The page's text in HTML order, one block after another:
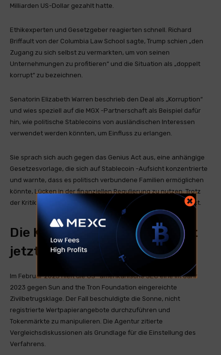
Milliarden US-Dollar gezahlt hatte.
Ethikexperten und Gesetzgeber reagierten schnell. Richard
Briffault von der Columbia Law School sagte, Trump schien „den
Zugang zu sich selbst zu vermarkten, um von seinen
Unternehmungen zu profitieren“ und die Situation als „doppelt
korrupt“ zu bezeichnen.
Senatorin Elizabeth Warren beschrieb den Deal als „Korruption“
und wies speziell auf die MGX -Partnerschaft als Beispiel dafür
hin, wie politische Stablecoins von ausländischen Interessen
verwendet werden könnten, um Einfluss zu erlangen.
Sie sprach sich auch gegen das Genius Act aus, eine anhängige
Gesetzesvorlage, die sich auf Stablecoin -Aufsicht konzentrierte
und warnte, dass es politisch verbundene Familien ermöglichen
könnte, Lücken in der finanziellen Regulierung zu nutzen. Trotz
der Kritik verabschiedete der Senat am 17. Juni den Genius Act.
Die Krypto -Durchsetzung ist
jetzt eine politische Frage
Im Februar 2025 hielt die US -amerikanische SEC eine im Jahr
2023 gegen Sun and the Tron Foundation eingereichte
Zivilbetrugsklage. Der Fall beschuldigte die Sonne, nicht
registrierte Wertpapierangebote durchzuführen und
Tokenmärkte zu manipulieren. Die Agentur zitierte
Vergleichsdiskussionen als Grundlage für die Einstellung des
Verfahrens.